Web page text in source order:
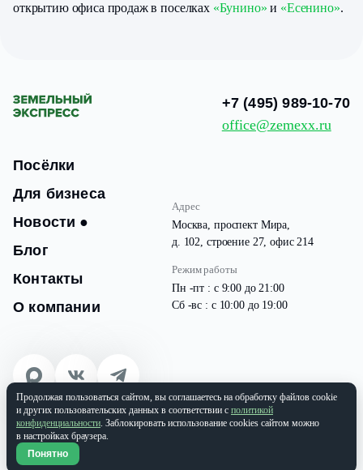
открытию офиса продаж в поселках «Бунино» и «Есенино».
Посёлки
Для бизнеса
Новости ●
Блог
Контакты
О компании
Адрес
Москва, проспект Мира,
д. 102, строение 27, офис 214
Режим работы
Пн -пт : с 9:00 до 21:00
Сб -вс : с 10:00 до 19:00
+7 (495) 989-10-70
office@zemexx.ru
© 2026 Все права защищены
ООО «ЗЕМЭКС» ИНН: 9701087133 | ОГРН: 1177746937565
Политика конфиденциальности
Продолжая пользоваться сайтом, вы соглашаетесь на обработку файлов cookie
и других пользовательских данных в соответствии с политикой
конфиденциальности. Заблокировать использование cookies сайтом можно
в настройках браузера.
Понятно